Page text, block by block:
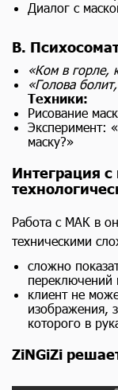
Диалог с
В.
«Ком в горле,
«Голова
Техники:
Рисование
Эксперимент:
маску?»
Интеграция
Работа с МАК в
техническими
сложно
переключений
клиент не
изображения,
которого в
ZiNGiZi